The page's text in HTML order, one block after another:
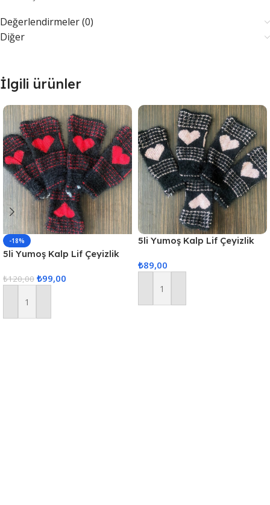
Değerlendirmeler (0)
Diğer
İlgili ürünler
-18%
5li Yumoş Kalp Lif Çeyizlik
₺120,00 ₺99,00
Sepete Ekle
5li Yumoş Kalp Lif Çeyizlik
₺89,00
Sepete Ekle